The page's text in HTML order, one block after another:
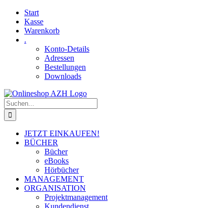
Skip
content
Facebook
YouTubeStart
Kasse
Warenkorb
.
Konto-Details
Adressen
Bestellungen
Downloads
Suche
nach:
JETZT EINKAUFEN!
BÜCHER
Bücher
eBooks
Hörbücher
MANAGEMENT
ORGANISATION
Projektmanagement
Kundendienst